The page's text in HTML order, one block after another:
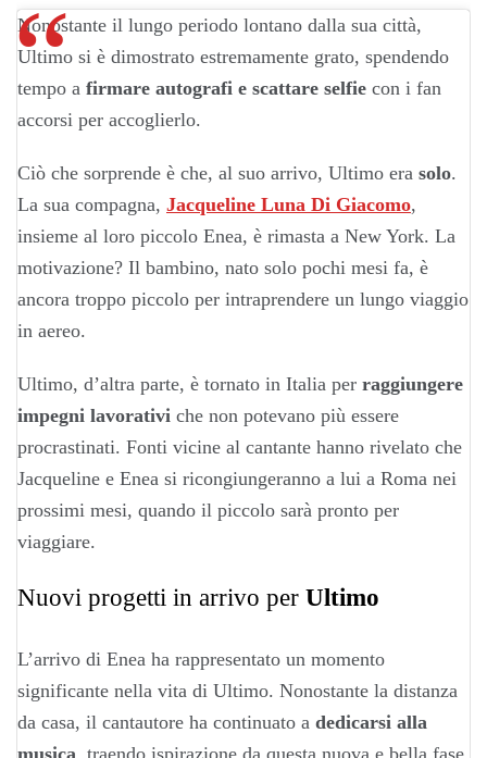
Nonostante il lungo periodo lontano dalla sua città,
Ultimo si è dimostrato estremamente grato, spendendo
tempo a firmare autografi e scattare selfie con i fan
accorsi per accoglierlo.
Ciò che sorprende è che, al suo arrivo, Ultimo era solo.
La sua compagna, Jacqueline Luna Di Giacomo,
insieme al loro piccolo Enea, è rimasta a New York. La
motivazione? Il bambino, nato solo pochi mesi fa, è
ancora troppo piccolo per intraprendere un lungo viaggio
in aereo.
Ultimo, d’altra parte, è tornato in Italia per raggiungere
impegni lavorativi che non potevano più essere
procrastinati. Fonti vicine al cantante hanno rivelato che
Jacqueline e Enea si ricongiungeranno a lui a Roma nei
prossimi mesi, quando il piccolo sarà pronto per
viaggiare.
Nuovi progetti in arrivo per Ultimo
L’arrivo di Enea ha rappresentato un momento
significante nella vita di Ultimo. Nonostante la distanza
da casa, il cantautore ha continuato a dedicarsi alla
musica , traendo ispirazione da questa nuova e bella fase